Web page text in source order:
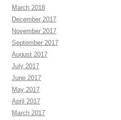
March 2018
December 2017
November 2017
September 2017
August 2017
July 2017
June 2017
May 2017
April 2017
March 2017